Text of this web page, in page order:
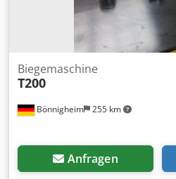
Bönnigheim 255 km
Biegemaschine
T200
Anfragen